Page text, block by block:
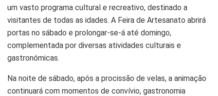
um vasto programa cultural e recreativo, destinado a
visitantes de todas as idades. A Feira de Artesanato abrirá
portas no sábado e prolongar-se-á até domingo,
complementada por diversas atividades culturais e
gastronómicas.
Na noite de sábado, após a procissão de velas, a animação
continuará com momentos de convívio, gastronomia